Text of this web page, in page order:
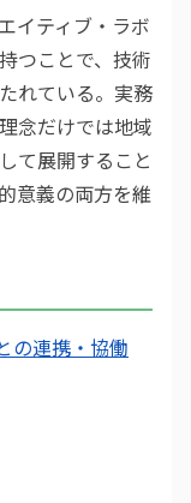
イティブ・ラボ
つことで、技術
れている。実務
念だけでは地域
て展開すること
意義の両方を維
の連携・協働